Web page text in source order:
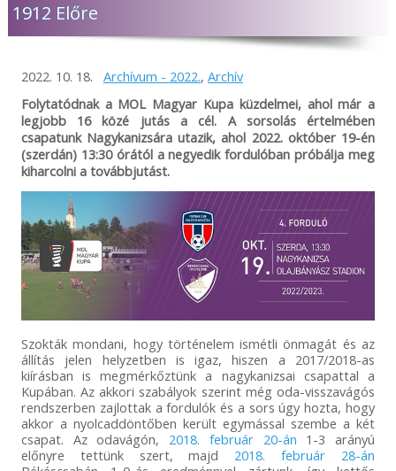
1912 Előre
2022. 10. 18. Archívum - 2022., Archív
Folytatódnak a MOL Magyar Kupa küzdelmei, ahol már a
legjobb 16 közé jutás a cél. A sorsolás értelmében
csapatunk Nagykanizsára utazik, ahol 2022. október 19-én
(szerdán) 13:30 órától a negyedik fordulóban próbálja meg
kiharcolni a továbbjutást.
Szokták mondani, hogy történelem ismétli önmagát és az
állítás jelen helyzetben is igaz, hiszen a 2017/2018-as
kiírásban is megmérkőztünk a nagykanizsai csapattal a
Kupában. Az akkori szabályok szerint még oda-visszavágós
rendszerben zajlottak a fordulók és a sors úgy hozta, hogy
akkor a nyolcaddöntőben került egymással szembe a két
csapat. Az odavágón, 2018. február 20-án 1-3 arányú
előnyre tettünk szert, majd 2018. február 28-án